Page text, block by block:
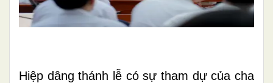
Hiệp dâng thánh lễ có sự tham dự của cha